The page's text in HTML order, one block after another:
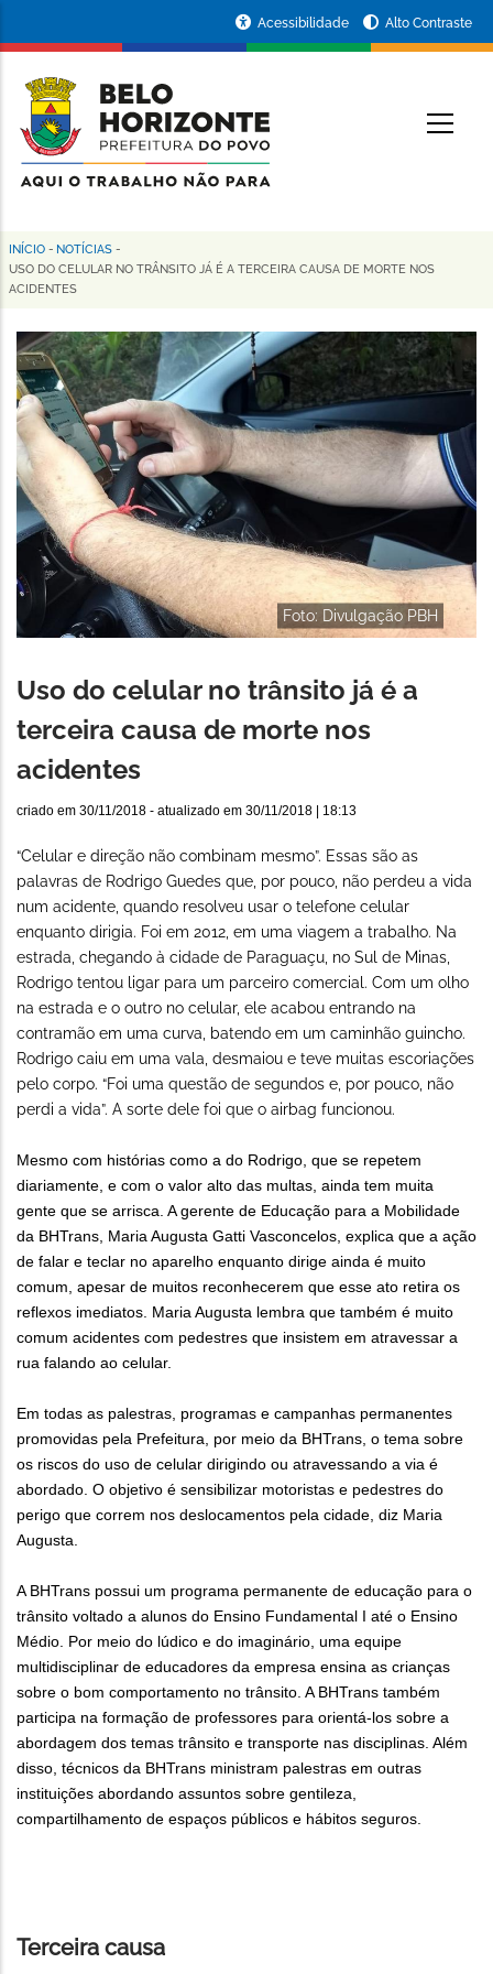
conteúdo
principal
da
Prefeitura
de
Horizonte
Acessibilidade Alto Contraste
Trilha
de
navegação
INÍCIO - NOTÍCIAS -
USO DO CELULAR NO TRÂNSITO JÁ É A TERCEIRA CAUSA DE MORTE NOS
ACIDENTES
Foto: Divulgação PBH
Uso do celular no trânsito já é a
terceira causa de morte nos
acidentes
criado em 30/11/2018 - atualizado em 30/11/2018 | 18:13
“Celular e direção não combinam mesmo”. Essas são as
palavras de Rodrigo Guedes que, por pouco, não perdeu a vida
num acidente, quando resolveu usar o telefone celular
enquanto dirigia. Foi em 2012, em uma viagem a trabalho. Na
estrada, chegando à cidade de Paraguaçu, no Sul de Minas,
Rodrigo tentou ligar para um parceiro comercial. Com um olho
na estrada e o outro no celular, ele acabou entrando na
contramão em uma curva, batendo em um caminhão guincho.
Rodrigo caiu em uma vala, desmaiou e teve muitas escoriações
pelo corpo. “Foi uma questão de segundos e, por pouco, não
perdi a vida”. A sorte dele foi que o airbag funcionou.
Mesmo com histórias como a do Rodrigo, que se repetem
diariamente, e com o valor alto das multas, ainda tem muita
gente que se arrisca. A gerente de Educação para a Mobilidade
da BHTrans, Maria Augusta Gatti Vasconcelos, explica que a ação
de falar e teclar no aparelho enquanto dirige ainda é muito
comum, apesar de muitos reconhecerem que esse ato retira os
reflexos imediatos. Maria Augusta lembra que também é muito
comum acidentes com pedestres que insistem em atravessar a
rua falando ao celular.
Em todas as palestras, programas e campanhas permanentes
promovidas pela Prefeitura, por meio da BHTrans, o tema sobre
os riscos do uso de celular dirigindo ou atravessando a via é
abordado. O objetivo é sensibilizar motoristas e pedestres do
perigo que correm nos deslocamentos pela cidade, diz Maria
Augusta.
A BHTrans possui um programa permanente de educação para o
trânsito voltado a alunos do Ensino Fundamental I até o Ensino
Médio. Por meio do lúdico e do imaginário, uma equipe
multidisciplinar de educadores da empresa ensina as crianças
sobre o bom comportamento no trânsito. A BHTrans também
participa na formação de professores para orientá-los sobre a
abordagem dos temas trânsito e transporte nas disciplinas. Além
disso, técnicos da BHTrans ministram palestras em outras
instituições abordando assuntos sobre gentileza,
compartilhamento de espaços públicos e hábitos seguros.
Terceira causa